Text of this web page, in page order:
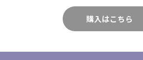
購入はこちら 購入はこちら